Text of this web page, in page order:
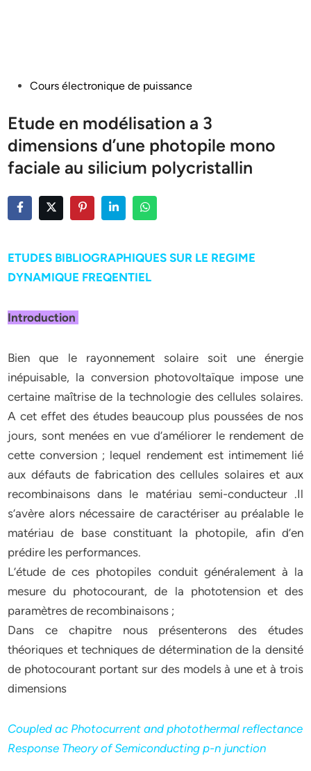
PostedCours électronique de puissance
Etude en modélisation a 3
dimensions d’une photopile mono
faciale au silicium polycristallin
ETUDES BIBLIOGRAPHIQUES SUR LE REGIME
DYNAMIQUE FREQENTIEL
Introduction
Bien que le rayonnement solaire soit une énergie
inépuisable, la conversion photovoltaïque impose une
certaine maîtrise de la technologie des cellules solaires.
A cet effet des études beaucoup plus poussées de nos
jours, sont menées en vue d’améliorer le rendement de
cette conversion ; lequel rendement est intimement lié
aux défauts de fabrication des cellules solaires et aux
recombinaisons dans le matériau semi-conducteur .Il
s’avère alors nécessaire de caractériser au préalable le
matériau de base constituant la photopile, afin d’en
prédire les performances.
L’étude de ces photopiles conduit généralement à la
mesure du photocourant, de la phototension et des
paramètres de recombinaisons ;
Dans ce chapitre nous présenterons des études
théoriques et techniques de détermination de la densité
de photocourant portant sur des models à une et à trois
dimensions
Coupled ac Photocurrent and photothermal reflectance
Response Theory of Semiconducting p-n junction